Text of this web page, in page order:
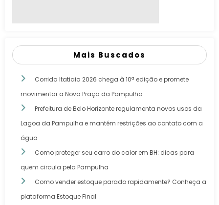
Mais Buscados
Corrida Itatiaia 2026 chega à 10ª edição e promete
movimentar a Nova Praça da Pampulha
Prefeitura de Belo Horizonte regulamenta novos usos da
Lagoa da Pampulha e mantém restrições ao contato com a
água
Como proteger seu carro do calor em BH: dicas para
quem circula pela Pampulha
Como vender estoque parado rapidamente? Conheça a
plataforma Estoque Final